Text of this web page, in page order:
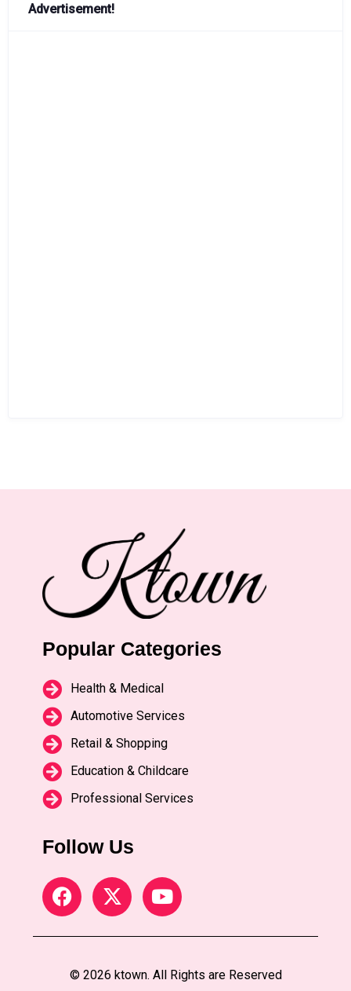
Advertisement!
Popular Categories
Health & Medical
Automotive Services
Retail & Shopping
Education & Childcare
Professional Services
Follow Us
© 2026 ktown. All Rights are Reserved